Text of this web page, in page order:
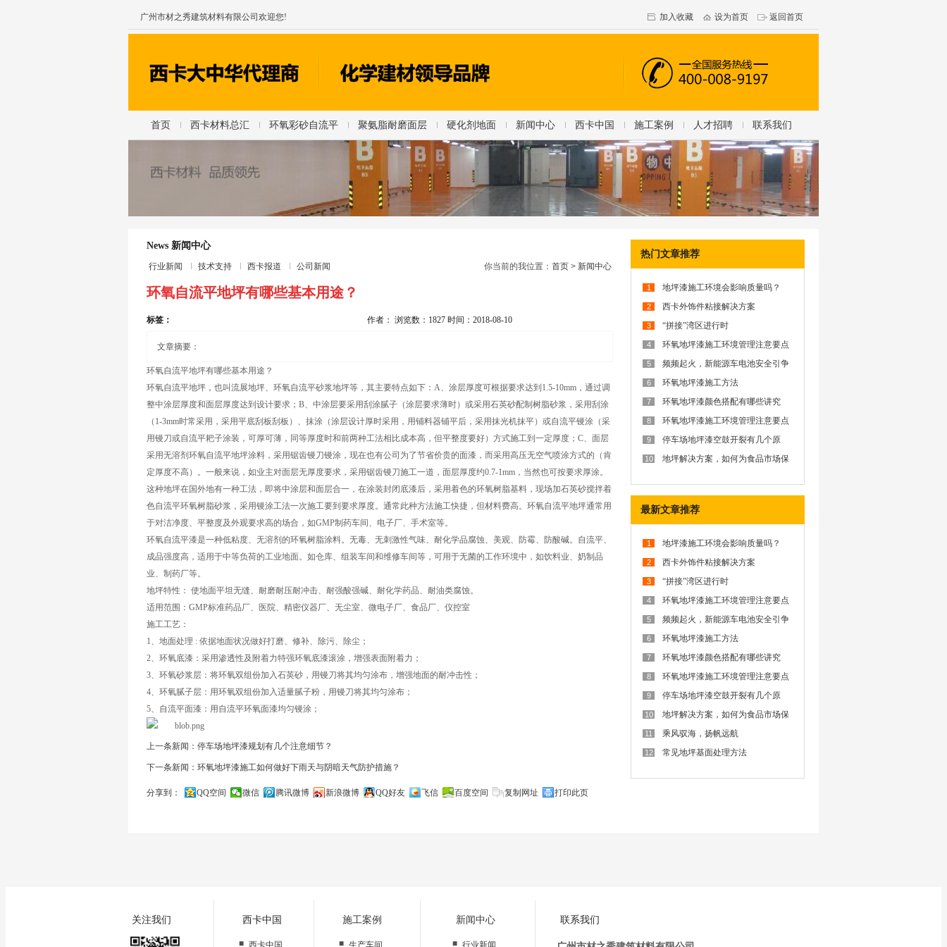
广州市材之秀建筑材料有限公司欢迎您! 加入收藏 设为首页 返回首页
首页 西卡材料总汇 环氧彩砂自流平 聚氨脂耐磨面层 硬化剂地面 新闻中心 西卡中国 施工案例 人才招聘 联系我们
News 新闻中心
行业新闻 技术支持 西卡报道 公司新闻 你当前的我位置： 首页 > 新闻中心
环氧自流平地坪有哪些基本用途？
标签： 作者： 浏览数：1827 时间：2018-08-10
文章摘要：
环氧自流平地坪有哪些基本用途？
环氧自流平地坪，也叫流展地坪、环氧自流平砂浆地坪等，其主要特点如下：A、涂层厚度可根据要求达到1.5-10mm，通过调
整中涂层厚度和面层厚度达到设计要求；B、中涂层要采用刮涂腻子（涂层要求薄时）或采用石英砂配制树脂砂浆，采用刮涂
（1-3mm时常采用，采用平底刮板刮板）、抹涂（涂层设计厚时采用，用铺料器铺平后，采用抹光机抹平）或自流平镘涂（采
用镘刀或自流平耙子涂装，可厚可薄，同等厚度时和前两种工法相比成本高，但平整度要好）方式施工到一定厚度；C、面层
采用无溶剂环氧自流平地坪涂料，采用锯齿镘刀镘涂，现在也有公司为了节省价贵的面漆，而采用高压无空气喷涂方式的（肯
定厚度不高）。一般来说，如业主对面层无厚度要求，采用锯齿镘刀施工一道，面层厚度约0.7-1mm，当然也可按要求厚涂。
这种地坪在国外地有一种工法，即将中涂层和面层合一，在涂装封闭底漆后，采用着色的环氧树脂基料，现场加石英砂搅拌着
色自流平环氧树脂砂浆，采用镘涂工法一次施工要到要求厚度。通常此种方法施工快捷，但材料费高。环氧自流平地坪通常用
于对洁净度、平整度及外观要求高的场合，如GMP制药车间、电子厂、手术室等。
环氧自流平漆是一种低粘度、无溶剂的环氧树脂涂料。无毒、无刺激性气味、耐化学品腐蚀、美观、防霉、防酸碱。自流平、
成品强度高，适用于中等负荷的工业地面。如仓库、组装车间和维修车间等，可用于无菌的工作环境中，如饮料业、奶制品
业、制药厂等。
地坪特性： 使地面平坦无缝、耐磨耐压耐冲击、耐强酸强碱、耐化学药品、耐油类腐蚀。
适用范围：GMP标准药品厂、医院、精密仪器厂、无尘室、微电子厂、食品厂、仪控室
施工工艺：
1、地面处理 : 依据地面状况做好打磨、修补、除污、除尘；
2、环氧底漆：采用渗透性及附着力特强环氧底漆滚涂，增强表面附着力；
3、环氧砂浆层：将环氧双组份加入石英砂，用镘刀将其均匀涂布，增强地面的耐冲击性；
4、环氧腻子层：用环氧双组份加入适量腻子粉，用镘刀将其均匀涂布；
5、自流平面漆：用自流平环氧面漆均匀镘涂；
上一条新闻：停车场地坪漆规划有几个注意细节？
下一条新闻：环氧地坪漆施工如何做好下雨天与阴暗天气防护措施？
分享到： QQ空间 微信 腾讯微博 新浪微博 QQ好友 飞信 百度空间 复制网址
打印此页
热门文章推荐
1 地坪漆施工环境会影响质量吗？
2 西卡外饰件粘接解决方案
3 “拼接”湾区进行时
4 环氧地坪漆施工环境管理注意要点
5
频频起火，新能源车电池安全引争
难
6 环氧地坪漆施工方法
7
环氧地坪漆颜色搭配有哪些讲究
8 环氧地坪漆施工环境管理注意要点
9
停车场地坪漆空鼓开裂有几个原
10
地坪解决方案，如何为食品市场保
最新文章推荐
1 地坪漆施工环境会影响质量吗？
2 西卡外饰件粘接解决方案
3 “拼接”湾区进行时
4 环氧地坪漆施工环境管理注意要点
5
频频起火，新能源车电池安全引争
难
6 环氧地坪漆施工方法
7
环氧地坪漆颜色搭配有哪些讲究
8 环氧地坪漆施工环境管理注意要点
9
停车场地坪漆空鼓开裂有几个原
10
地坪解决方案，如何为食品市场保
11 乘风驭海，扬帆远航
12 常见地坪基面处理方法
关注我们 西卡中国
■ 西卡中国
施工案例
■ 生产车间
新闻中心
■ 行业新闻
联系我们